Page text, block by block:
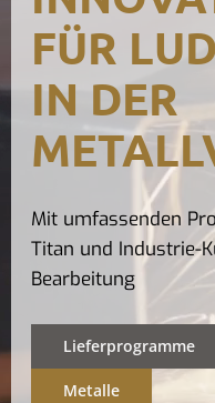
FÜR
IN DER
Mit umfassenden
Titan und Industrie-
Bearbeitung
Lieferprogramme
Metalle